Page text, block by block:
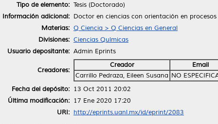
Tipo de elemento: Tesis (Doctorado)
Información adicional: Doctor en ciencias con orientación en
Materias: Q Ciencia > Q Ciencias en General
Divisiones: Ciencias Químicas
Usuario depositante: Admin Eprints
Creadores:
Creador
Email
Carrillo Pedraza, Eileen Susana NO
Fecha del depósito: 13 Oct 2011 20:02
Última modificación: 17 Ene 2020 17:20
URI: http://eprints.uanl.mx/id/eprint/2083